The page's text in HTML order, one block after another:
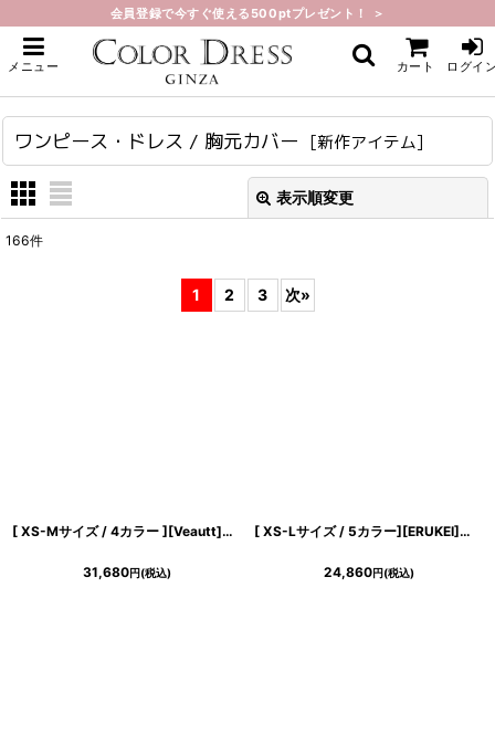
会員登録で今すぐ使える500ptプレゼント！ ＞
メニュー カート ログイ
ホーム > 新作アイテム > ワンピース・ドレス / 胸元カバー
ワンピース・ドレス / 胸元カバー [新作アイテム]
表示順変更
166件
1 2 3 次»
[ XS-Mサイズ / 4カラー ][Veautt]ホルターネック・ミディアムロングドレス・マーメイド・タイト・アンクル丈《送料＆代引き手数料無料》
31,680円(税込)
[ XS-Lサイズ / 5カラー][ERUKEI]サテン・プリント・花柄・リボン・ノースリーブ・Aライン・ミディアムドレス・ワンピース[黒木麗奈着用][送料無料]
24,860円(税込)